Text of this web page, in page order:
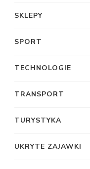
SKLEPY
SPORT
TECHNOLOGIE
TRANSPORT
TURYSTYKA
UKRYTE ZAJAWKI